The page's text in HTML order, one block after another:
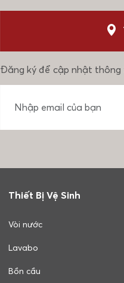
Đăng ký để cập nhật thông
Thiết Bị Vệ Sinh
Vòi nước
Lavabo
Bồn cầu